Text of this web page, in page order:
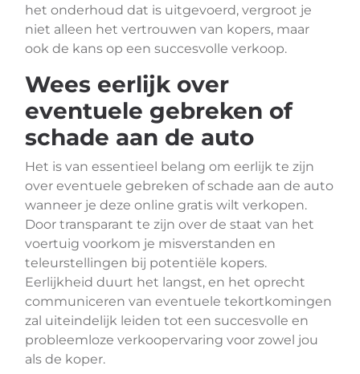
het onderhoud dat is uitgevoerd, vergroot je
niet alleen het vertrouwen van kopers, maar
ook de kans op een succesvolle verkoop.
Wees eerlijk over
eventuele gebreken of
schade aan de auto
Het is van essentieel belang om eerlijk te zijn
over eventuele gebreken of schade aan de auto
wanneer je deze online gratis wilt verkopen.
Door transparant te zijn over de staat van het
voertuig voorkom je misverstanden en
teleurstellingen bij potentiële kopers.
Eerlijkheid duurt het langst, en het oprecht
communiceren van eventuele tekortkomingen
zal uiteindelijk leiden tot een succesvolle en
probleemloze verkoopervaring voor zowel jou
als de koper.